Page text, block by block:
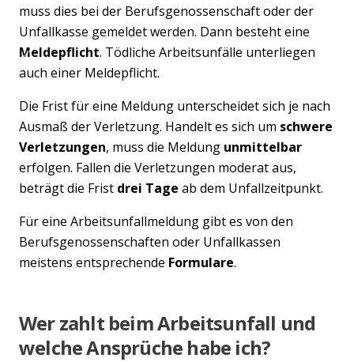
Previous
muss dies bei der Berufsgenossenschaft oder der
Unfallkasse gemeldet werden. Dann besteht eine
Meldepflicht. Tödliche Arbeitsunfälle unterliegen
auch einer Meldepflicht.
Die Frist für eine Meldung unterscheidet sich je nach
Ausmaß der Verletzung. Handelt es sich um schwere
Verletzungen, muss die Meldung unmittelbar
erfolgen. Fallen die Verletzungen moderat aus,
beträgt die Frist drei Tage ab dem Unfallzeitpunkt.
Für eine Arbeitsunfallmeldung gibt es von den
Berufsgenossenschaften oder Unfallkassen
meistens entsprechende Formulare.
Wer zahlt beim Arbeitsunfall und
welche Ansprüche habe ich?